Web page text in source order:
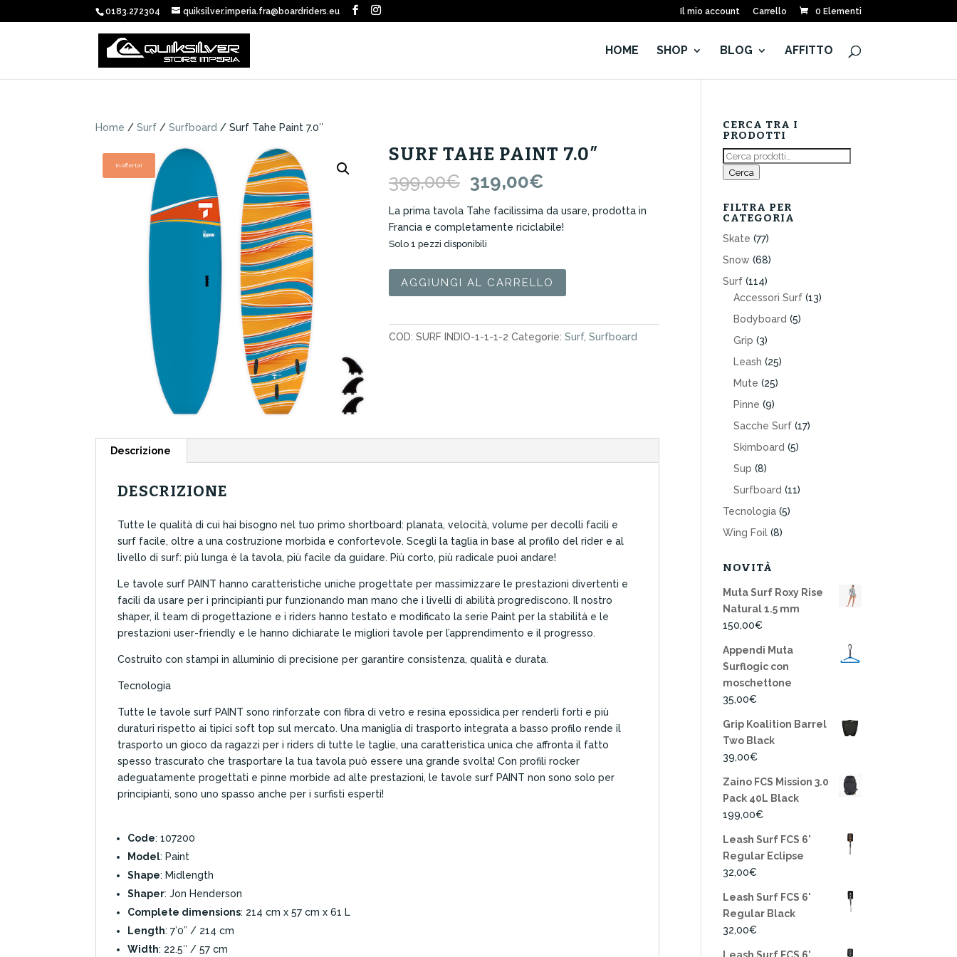
0183.272304 quiksilver.imperia.fra@boardriders.eu Il mio account Carrello 0 Elementi
HOME SHOP BLOG AFFITTO
Home /Surf /Surfboard / Surf Tahe Paint 7.0″
In offerta!
SURF TAHE PAINT 7.0″
399,00€ Il
prezzo
originale
era:
399,00€.
319,00€
attuale
è:
La prima tavola Tahe facilissima da usare, prodotta in
Francia e completamente riciclabile!
Solo 1 pezzi disponibili
Surf
Tahe
7.0"
quantità
AGGIUNGI AL CARRELLO
COD:SURF INDIO-1-1-1-2 Categorie:Surf,Surfboard
Descrizione
DESCRIZIONE
Tutte le qualità di cui hai bisogno nel tuo primo shortboard: planata, velocità, volume per decolli facili e
surf facile, oltre a una costruzione morbida e confortevole. Scegli la taglia in base al profilo del rider e al
livello di surf: più lunga è la tavola, più facile da guidare. Più corto, più radicale puoi andare!
Le tavole surf PAINT hanno caratteristiche uniche progettate per massimizzare le prestazioni divertenti e
facili da usare per i principianti pur funzionando man mano che i livelli di abilità progrediscono. Il nostro
shaper, il team di progettazione e i riders hanno testato e modificato la serie Paint per la stabilità e le
prestazioni user-friendly e le hanno dichiarate le migliori tavole per l’apprendimento e il progresso.
Costruito con stampi in alluminio di precisione per garantire consistenza, qualità e durata.
Tecnologia
Tutte le tavole surf PAINT sono rinforzate con fibra di vetro e resina epossidica per renderli forti e più
duraturi rispetto ai tipici soft top sul mercato. Una maniglia di trasporto integrata a basso profilo rende il
trasporto un gioco da ragazzi per i riders di tutte le taglie, una caratteristica unica che affronta il fatto
spesso trascurato che trasportare la tua tavola può essere una grande svolta! Con profili rocker
adeguatamente progettati e pinne morbide ad alte prestazioni, le tavole surf PAINT non sono solo per
principianti, sono uno spasso anche per i surfisti esperti!
Code: 107200
Model: Paint
Shape: Midlength
Shaper: Jon Henderson
Complete dimensions: 214 cm x 57 cm x 61 L
Length: 7’0” / 214 cm
Width: 22.5″ / 57 cm
CERCA TRA I
PRODOTTI
Cerca:
Cerca
FILTRA PER
CATEGORIA
Skate (77)
Snow (68)
Surf (114)
Accessori Surf (13)
Bodyboard (5)
Grip (3)
Leash (25)
Mute (25)
Pinne (9)
Sacche Surf (17)
Skimboard (5)
Sup (8)
Surfboard (11)
Tecnologia (5)
Wing Foil (8)
NOVITÀ
Muta Surf Roxy Rise
Natural 1.5 mm
150,00€
Appendi Muta
Surflogic con
moschettone
35,00€
Grip Koalition Barrel
Two Black
39,00€
Zaino FCS Mission 3.0
Pack 40L Black
199,00€
Leash Surf FCS 6'
Regular Eclipse
32,00€
Leash Surf FCS 6'
Regular Black
32,00€